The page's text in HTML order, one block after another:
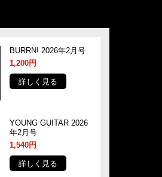
BURRN! 2026年2月号
1,200円
詳しく見る
YOUNG GUITAR 2026
年2月号
1,540円
詳しく見る